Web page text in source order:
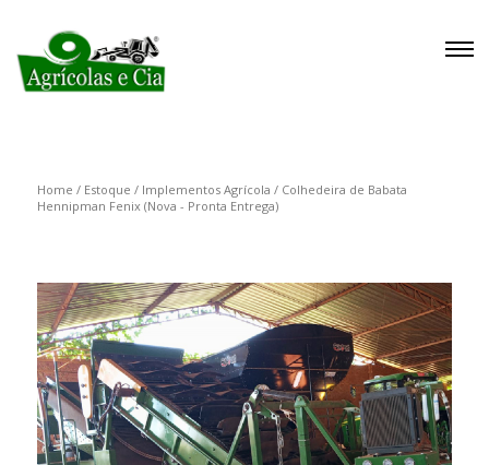
Home / Estoque / Implementos Agrícola / Colhedeira de Babata
Hennipman Fenix (Nova - Pronta Entrega)